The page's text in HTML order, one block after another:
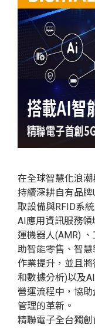
在全球智慧化浪
持續深耕自有品
取設備與RFID系
AI應用資訊服務領
運機器人(AMR)
助智能零售、智
作業提升，並且
和數據分析)以及
營運流程中，協
管理的革新。
精聯電子全台獨